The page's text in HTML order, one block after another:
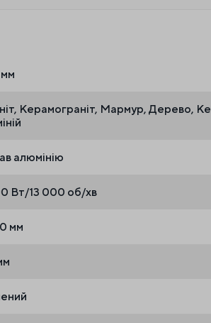
Керамограніт, Мармур, Дерево,
алюмінію
Вт/13 000 об/хв
мм